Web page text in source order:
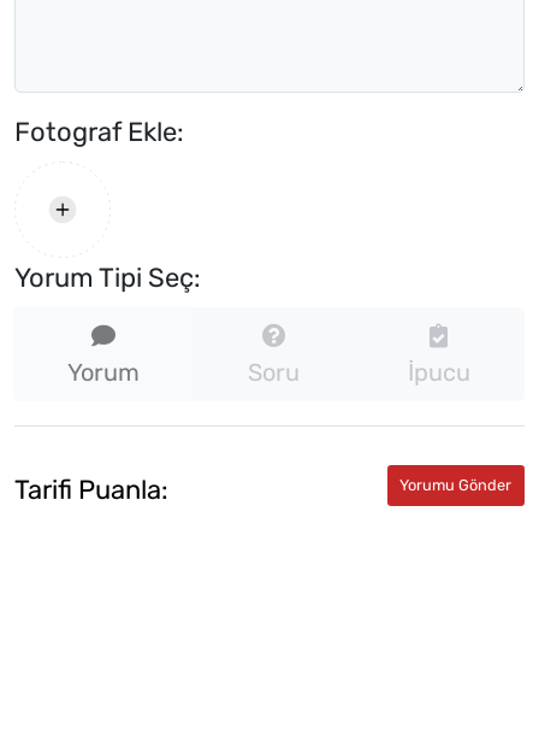
Fotograf Ekle:
Yorum Tipi Seç:
Yorum Soru İpucu
Tarifi Puanla: